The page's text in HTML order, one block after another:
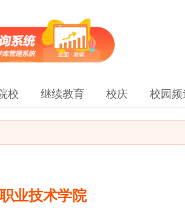
校 继续教育 校庆 校园频
业技术学院